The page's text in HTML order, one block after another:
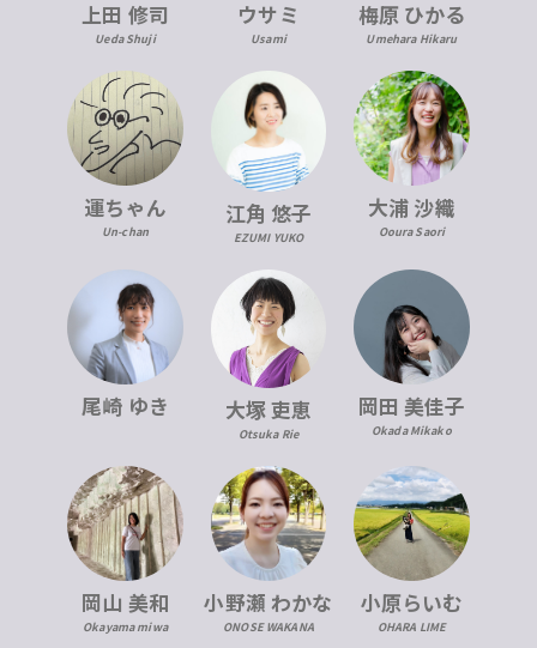
上田 修司
Ueda Shuji
ウサミ
Usami
梅原 ひかる
Umehara Hikaru
運ちゃん
Un-chan
江角 悠子
EZUMI YUKO
大浦 沙織
Ooura Saori
尾崎 ゆき 大塚 吏恵
Otsuka Rie
岡田 美佳子
Okada Mikako
岡山 美和
Okayama miwa
小野瀬 わかな
ONOSE WAKANA
小原らいむ
OHARA LIME